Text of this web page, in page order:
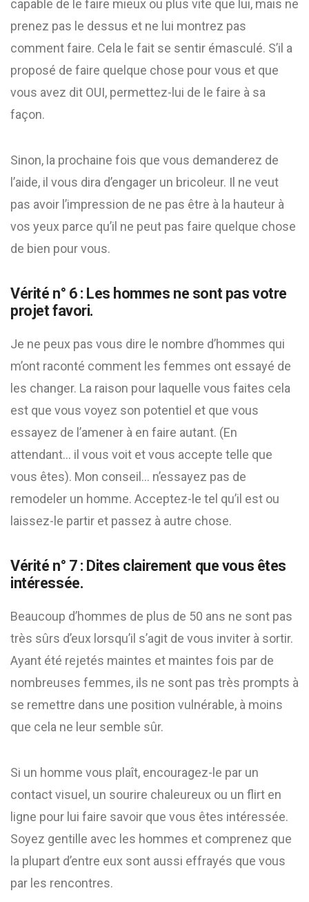
capable de le faire mieux ou plus vite que lui, mais ne
prenez pas le dessus et ne lui montrez pas
comment faire. Cela le fait se sentir émasculé. S’il a
proposé de faire quelque chose pour vous et que
vous avez dit OUI, permettez-lui de le faire à sa
façon.
Sinon, la prochaine fois que vous demanderez de
l’aide, il vous dira d’engager un bricoleur. Il ne veut
pas avoir l’impression de ne pas être à la hauteur à
vos yeux parce qu’il ne peut pas faire quelque chose
de bien pour vous.
Vérité n° 6 : Les hommes ne sont pas votre
projet favori.
Je ne peux pas vous dire le nombre d’hommes qui
m’ont raconté comment les femmes ont essayé de
les changer. La raison pour laquelle vous faites cela
est que vous voyez son potentiel et que vous
essayez de l’amener à en faire autant. (En
attendant… il vous voit et vous accepte telle que
vous êtes). Mon conseil… n’essayez pas de
remodeler un homme. Acceptez-le tel qu’il est ou
laissez-le partir et passez à autre chose.
Vérité n° 7 : Dites clairement que vous êtes
intéressée.
Beaucoup d’hommes de plus de 50 ans ne sont pas
très sûrs d’eux lorsqu’il s’agit de vous inviter à sortir.
Ayant été rejetés maintes et maintes fois par de
nombreuses femmes, ils ne sont pas très prompts à
se remettre dans une position vulnérable, à moins
que cela ne leur semble sûr.
Si un homme vous plaît, encouragez-le par un
contact visuel, un sourire chaleureux ou un flirt en
ligne pour lui faire savoir que vous êtes intéressée.
Soyez gentille avec les hommes et comprenez que
la plupart d’entre eux sont aussi effrayés que vous
par les rencontres.